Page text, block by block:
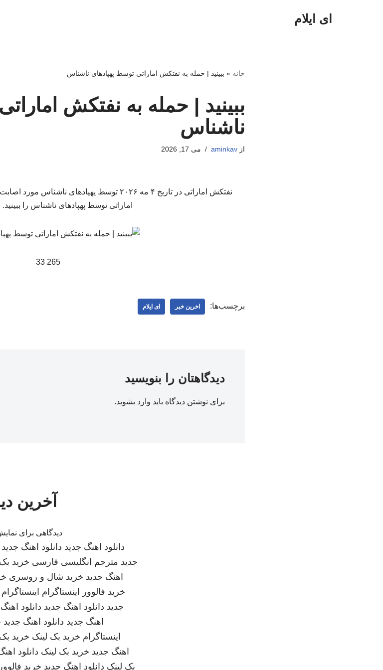
ای ایلام
خانه » ببینید | حمله به نفتکش اماراتی توسط پهپادهای ناشناس
ببینید | حمله به نفتکش
ناشناس
ازaminkav می 17, 2026
نفتکش اماراتی در تاریخ ۴ مه ۲۰۲۶ توسط
اماراتی توسط پهپادهای ناشناس را
265 33
برچسب‌ها: اخرین خبر ای ایلام
دیدگاهتان را بنویسید
برای نوشتن دیدگاه باید وارد بشوید.
آخرین
دیدگاهی برای
دانلود اهنگ جدید دانلود اهنگ جدید
جدید مترجم انگلیسی فارسی خرید
اهنگ جدید خرید شال و روسری
خرید فالوور اینستاگرام اینستاگرام
جدید دانلود اهنگ جدید دانلود
اهنگ جدید دانلود اهنگ جدید
اینستاگرام خرید بک لینک خرید
اهنگ جدید خرید بک لینک دانلود
بک لینک دانلود اهنگ جدید خرید